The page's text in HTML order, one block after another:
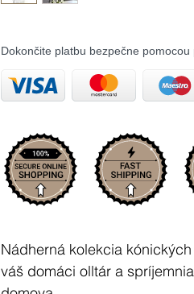
Dokončite platbu bezpečne
Nádherná kolekcia
váš domáci olltár a